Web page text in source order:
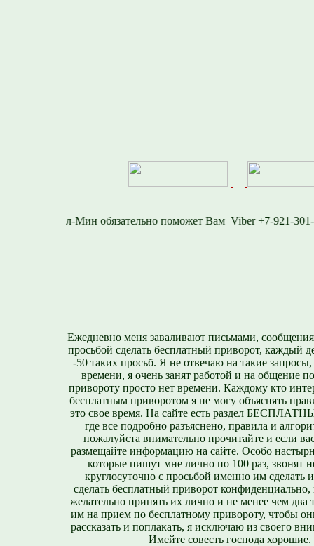
Viber +7-
Ежедневно меня заваливают письмами,
просьбой сделать бесплатный приворот, каждый
-50 таких просьб. Я не отвечаю на такие
времени, я очень занят работой и на общение
привороту просто нет времени. Каждому кто
бесплатным приворотом я не могу объяснять
это свое время. На сайте есть раздел
где все подробно разъяснено, правила и
пожалуйста внимательно прочитайте и если
размещайте информацию на сайте. Особо
которые пишут мне лично по 100 раз, звонят
круглосуточно с просьбой именно им сделать
сделать бесплатный приворот конфиденциально,
желательно принять их лично и не менее чем два
им на прием по бесплатному привороту, чтобы
рассказать и поплакать, я исключаю из своего
Имейте совесть господа хорошие.